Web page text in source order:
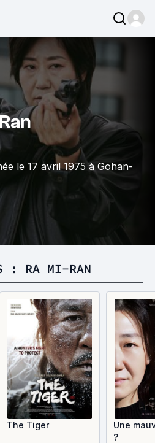
le 17 avril 1975 à Gohan-
: RA MI-RAN
The Tiger
Une
?